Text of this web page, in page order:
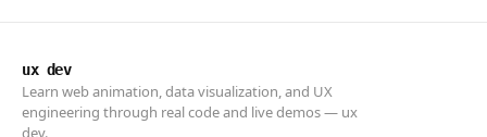
ux dev
Learn web animation, data visualization, and UX
engineering through real code and live demos — ux
dev.